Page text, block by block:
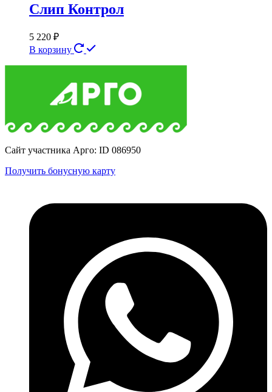
Слип Контрол
5 220 ₽
В корзину
Сайт участника Арго: ID 086950
Получить бонусную карту